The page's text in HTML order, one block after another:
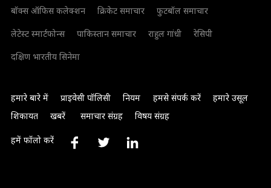
बॉक्स ऑफिस कलेक्शन
क्रिकेट समाचार
फुटबॉल समाचार
लेटेस्ट स्मार्टफोन्स
पाकिस्तान समाचार राहुल गांधी
रेसिपी
दक्षिण भारतीय सिनेमा
हमारे बारे में प्राइवेसी पॉलिसी नियम हमसे संपर्क करें
हमारे उसूल
शिकायत
खबरें समाचार संग्रह विषय संग्रह
हमें फॉलो करें